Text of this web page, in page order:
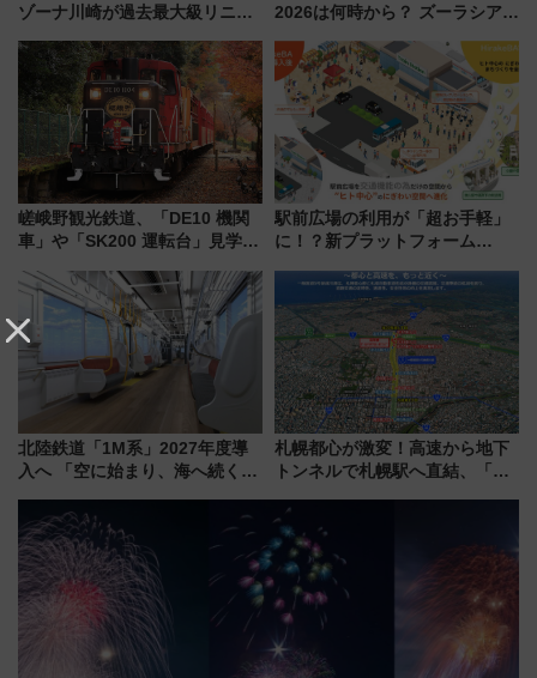
ゾーナ川崎が過去最大級リニュ
「いつから何が変わるか」徹底
解説！
2026は何時から？ ズーラシア・
見どころ、限定イベントを徹底
解説！
嵯峨野観光鉄道、「DE10 機関
車」や「SK200 運転台」見学ツ
トの一環で激レア体験できちゃ
うかも 参加方法やスケジュール
をご紹介
駅前広場の利用が「超お手軽」
に！？新プラットフォーム
マホで簡単申請 物販や演奏会な
どに【JR東日本】
北陸鉄道「1M系」2027年度導
入へ 「空に始まり、海へ続く」
神秘的なデザイン
札幌都心が激変！高速から地下
トンネルで札幌駅へ直結、「創
から本格着工、延長4.8km整備
事業の全貌